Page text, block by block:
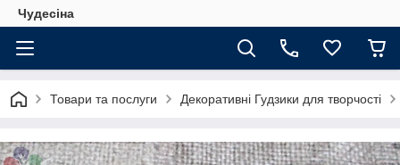
Чудесіна
Товари та послуги Декоративні Гудзики для творчості